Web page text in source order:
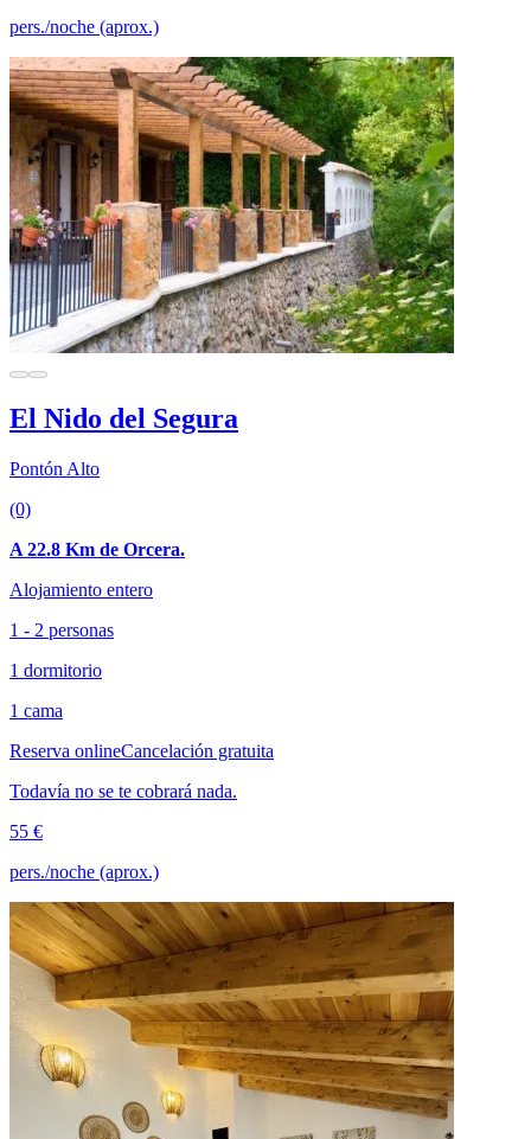
pers./noche (aprox.)
El Nido del Segura
Pontón Alto
(0)
A 22.8 Km de Orcera.
Alojamiento entero
1 - 2 personas
1 dormitorio
1 cama
Reserva onlineCancelación gratuita
Todavía no se te cobrará nada.
55 €
pers./noche (aprox.)